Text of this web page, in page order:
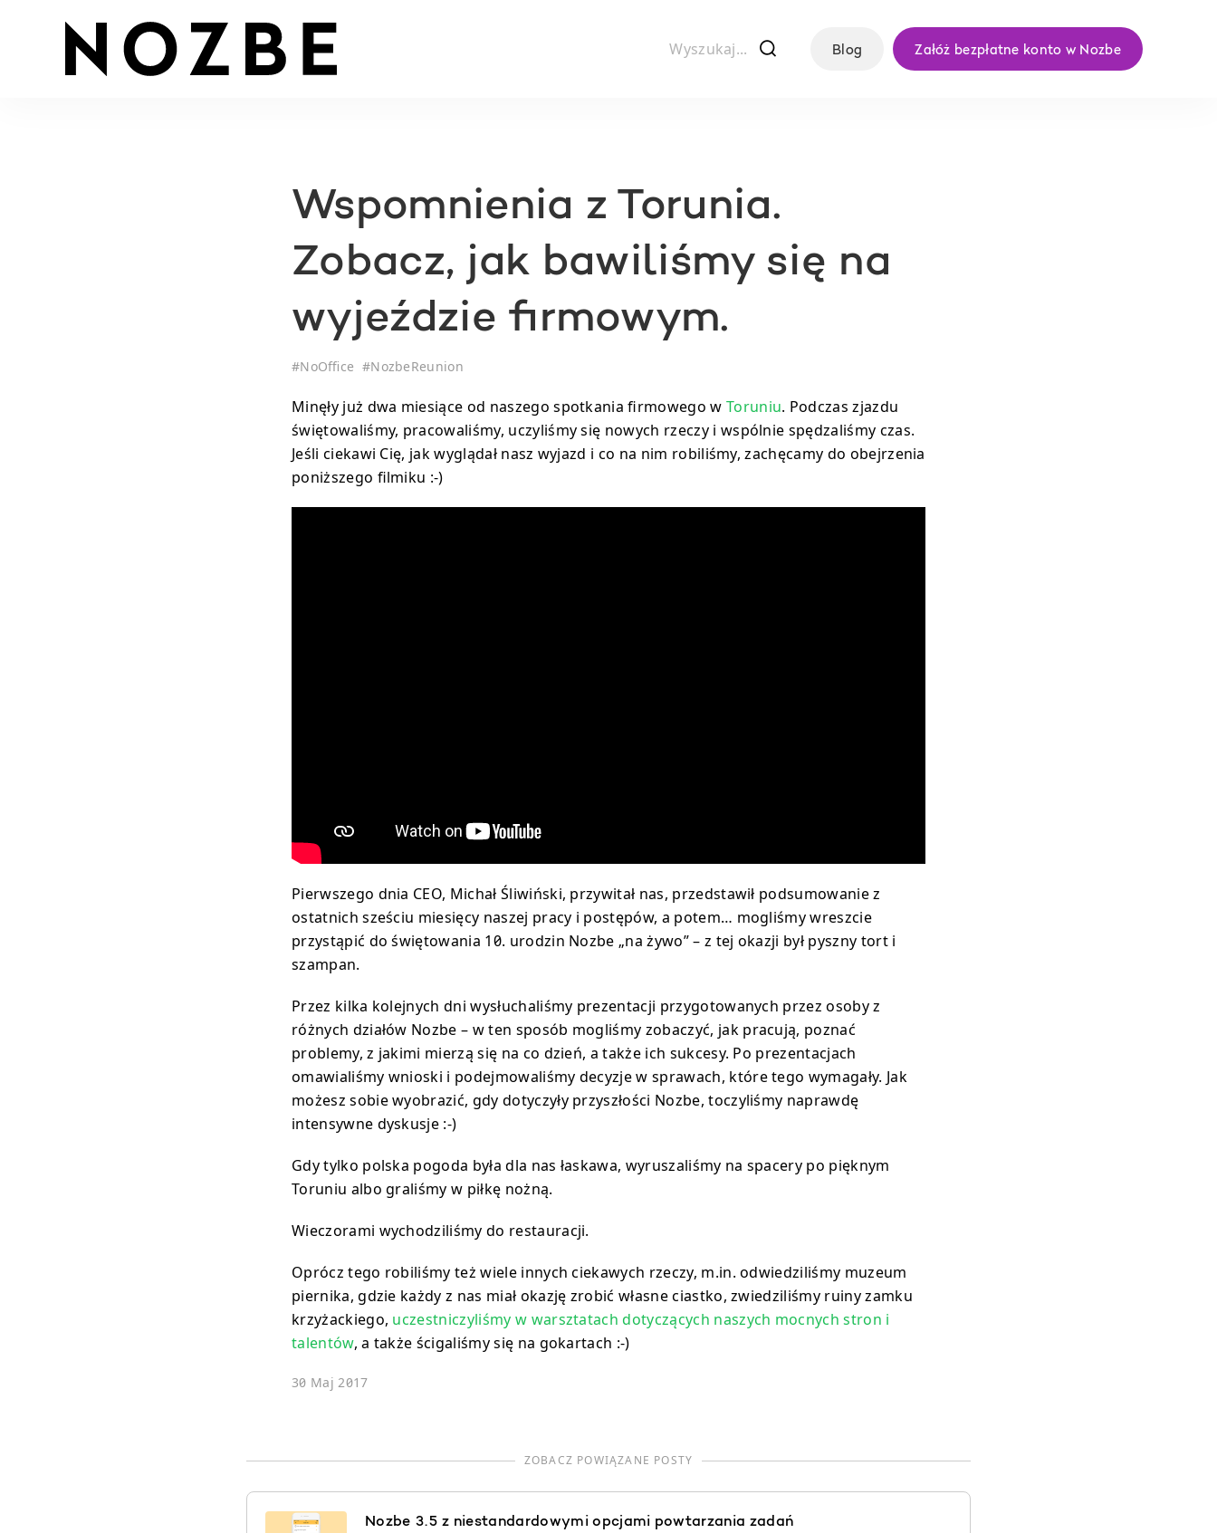
f Blog Załóż bezpłatne konto w Nozbe
Wspomnienia z Torunia.
Zobacz, jak bawiliśmy się na
wyjeździe firmowym.
#NoOffice #NozbeReunion
Minęły już dwa miesiące od naszego spotkania firmowego w Toruniu. Podczas zjazdu
świętowaliśmy, pracowaliśmy, uczyliśmy się nowych rzeczy i wspólnie spędzaliśmy czas.
Jeśli ciekawi Cię, jak wyglądał nasz wyjazd i co na nim robiliśmy, zachęcamy do obejrzenia
poniższego filmiku :-)
Pierwszego dnia CEO, Michał Śliwiński, przywitał nas, przedstawił podsumowanie z
ostatnich sześciu miesięcy naszej pracy i postępów, a potem… mogliśmy wreszcie
przystąpić do świętowania 10. urodzin Nozbe „na żywo” – z tej okazji był pyszny tort i
szampan.
Przez kilka kolejnych dni wysłuchaliśmy prezentacji przygotowanych przez osoby z
różnych działów Nozbe – w ten sposób mogliśmy zobaczyć, jak pracują, poznać
problemy, z jakimi mierzą się na co dzień, a także ich sukcesy. Po prezentacjach
omawialiśmy wnioski i podejmowaliśmy decyzje w sprawach, które tego wymagały. Jak
możesz sobie wyobrazić, gdy dotyczyły przyszłości Nozbe, toczyliśmy naprawdę
intensywne dyskusje :-)
Gdy tylko polska pogoda była dla nas łaskawa, wyruszaliśmy na spacery po pięknym
Toruniu albo graliśmy w piłkę nożną.
Wieczorami wychodziliśmy do restauracji.
Oprócz tego robiliśmy też wiele innych ciekawych rzeczy, m.in. odwiedziliśmy muzeum
piernika, gdzie każdy z nas miał okazję zrobić własne ciastko, zwiedziliśmy ruiny zamku
krzyżackiego, uczestniczyliśmy w warsztatach dotyczących naszych mocnych stron i
talentów, a także ścigaliśmy się na gokartach :-)
30 Maj 2017
ZOBACZ POWIĄZANE POSTY
Nozbe 3.5 z niestandardowymi opcjami powtarzania zadań